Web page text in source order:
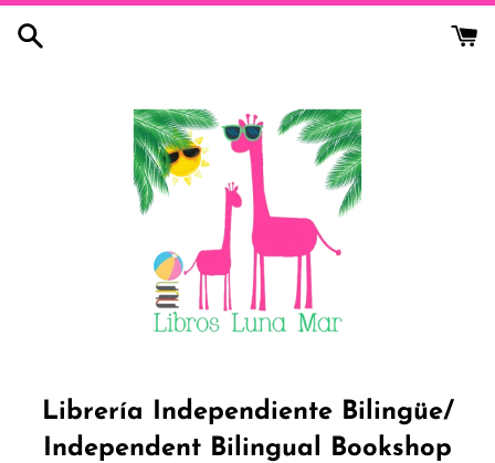
Skip
Librería Independiente Bilingüe/
Independent Bilingual Bookshop